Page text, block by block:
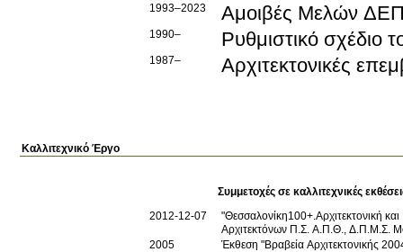
1993–2023 Αμοιβές Μελών
1990– Ρυθμιστικό σχέδιο
1987– Αρχιτεκτονικές
Καλλιτεχνικό Έργο
2012-12-07
"Θεσσαλονίκη100+.Αρχιτεκτονική και Πόλη. Εκμοντερνισμοί και προσαρμογές", ΤΕΕ/τμήμα Κεντρικής
Αρχιτεκτόνων Π.Σ. Α.Π.Θ., Δ.Π.Μ.Σ.
2005
Έκθεση "Βραβεία Αρχιτεκτονικής